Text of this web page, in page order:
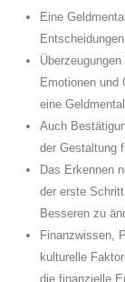
Eine
Emotionen und
eine
Auch
der Gestaltung
Das Erkennen
der erste
Besseren zu
Finanzwissen,
kulturelle
die finanzielle